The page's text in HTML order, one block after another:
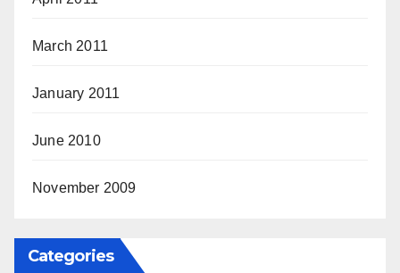
March 2011
January 2011
June 2010
November 2009
Categories